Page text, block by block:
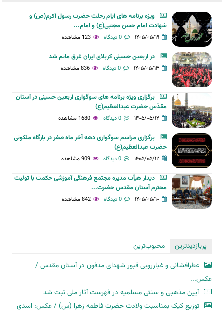
ویژه برنامه های ایام رحلت حضرت رسول اکرم(ص) و
شهادت امام حسن مجتبی(ع) و امام...
۱۴۰۵/۰۵/۱۹ 0 دیدگاه 123 مشاهده
در اربعین حسینی کربلای ایران غرق ماتم شد
۱۴۰۵/۰۵/۱۳ 0 دیدگاه 836 مشاهده
برگزاری ویژه برنامه های سوگواری اربعین حسینی در آستان
مقدّس حضرت عبدالعظیم(ع)
۱۴۰۵/۰۵/۱۲ 0 دیدگاه 1680 مشاهده
برگزاری مراسم سوگواری دهه آخر ماه صفر در بارگاه ملکوتی
حضرت عبدالعظیم(ع)
۱۴۰۵/۰۵/۱۲ 0 دیدگاه 909 مشاهده
دیدار هیأت مدیره مجتمع فرهنگی آموزشی حکمت با تولیت
محترم آستان مقدس حضرت...
۱۴۰۵/۰۵/۱۰ 0 دیدگاه 842 مشاهده
پربازدیدترین
محبوب‌ترین
عطرافشانی و غبارروبی قبور شهدای مدفون در آستان مقدس /
عکس...
آیین مذهبی و سنتی مسلمیه در فهرست آثار ملی ثبت شد
توزیع کیک بمناسبت ولادت حضرت فاطمه زهرا (س) / عکس: اسدی